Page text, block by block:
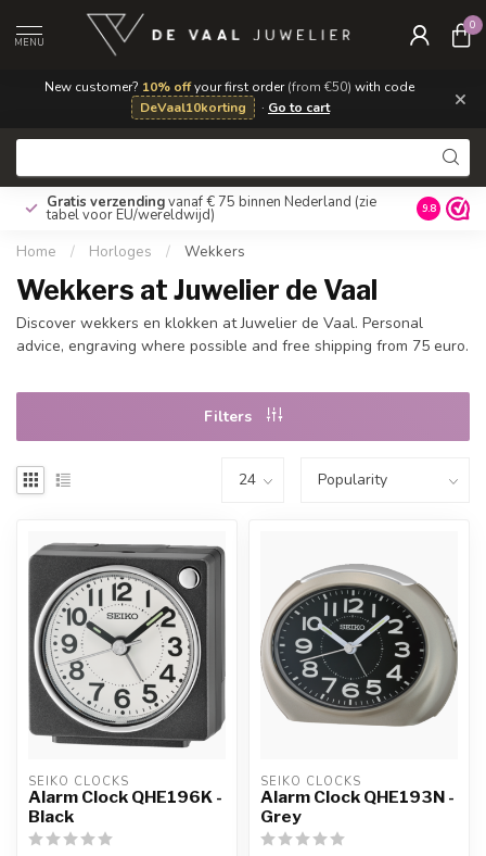
New customer? 10% offyour first order(from €50) with code
DeVaal10korting
· Go to cart ×
MENU
0
Gratis verzendingvanaf € 75 binnen Nederland (zie
tabel voor EU/wereldwijd) 9.8
Home / Horloges / Wekkers
Wekkers at Juwelier de Vaal
Discover wekkers en klokken at Juwelier de Vaal. Personal
advice, engraving where possible and free shipping from 75 euro.
Filters
SEIKO CLOCKS
Alarm Clock QHE196K -
Black
SEIKO CLOCKS
Alarm Clock QHE193N -
Grey